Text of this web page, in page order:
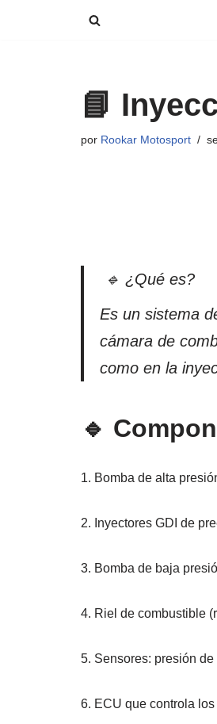
📘
por Rookar Motosport
🔹 ¿Qué es?
Es un sistema
cámara de
como en la
🔹
1. Bomba de alta
2. Inyectores GDI de
3. Bomba de baja
4. Riel de combustible
5. Sensores: presión
6. ECU que controla